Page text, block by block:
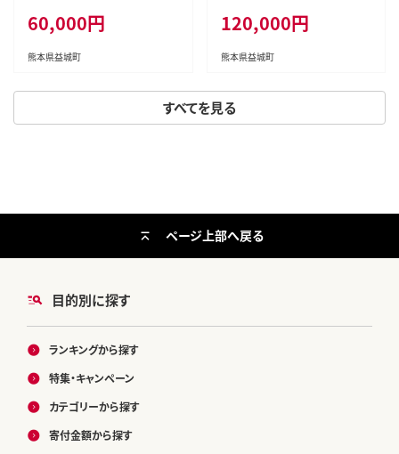
すべてを見る
60,000円
熊本県益城町
120,000円
熊本県益城町
目的別に探す
ランキングから探す
特集・キャンペーン
カテゴリーから探す
寄付金額から探す
ページ上部へ戻る